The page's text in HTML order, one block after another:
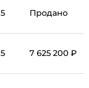
5 Продано
5 7 625 200 ₽